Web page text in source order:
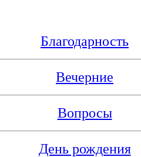
Благодарность
Вечерние
Вопросы
День рождения